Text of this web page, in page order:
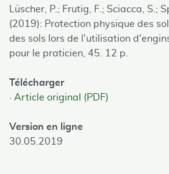
Lüscher, P.; Frutig, F.; Sciacca, S.;
(2019): Protection physique des
des sols lors de l'utilisation
pour le praticien, 45. 12 p.
Télécharger
Article original (PDF)
Version en ligne
30.05.2019